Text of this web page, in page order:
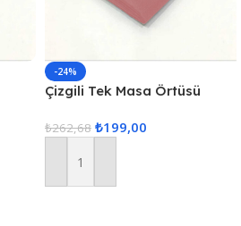
-24%
Çizgili Tek Masa Örtüsü
₺262,68 ₺199,00
Sepete Ekle